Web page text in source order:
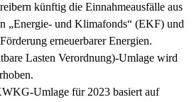
künftig die Einnahmeausfälle aus
„Energie- und Klimafonds“ (EKF) und
erneuerbarer Energien.
Lasten Verordnung)-Umlage wird
Umlage für 2023 basiert auf